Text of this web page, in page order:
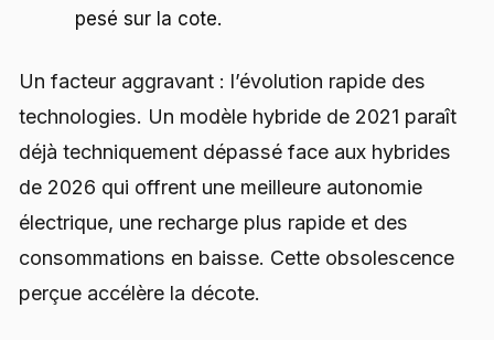
pesé sur la cote.
Un facteur aggravant : l’évolution rapide des
technologies. Un modèle hybride de 2021 paraît
déjà techniquement dépassé face aux hybrides
de 2026 qui offrent une meilleure autonomie
électrique, une recharge plus rapide et des
consommations en baisse. Cette obsolescence
perçue accélère la décote.